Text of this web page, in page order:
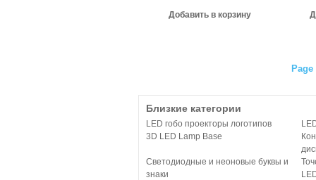
Добавить в корзину
Близкие категории
LED гобо проекторы логотипов
3D LED Lamp Base
Светодиодные и неоновые буквы и
знаки